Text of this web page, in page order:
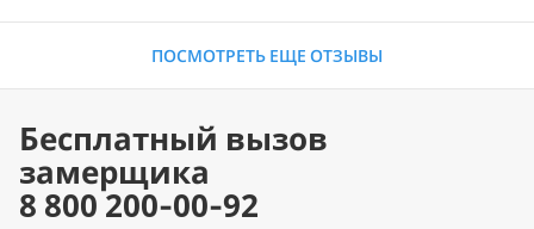
ПОСМОТРЕТЬ ЕЩЕ ОТЗЫВЫ
Бесплатный вызов
замерщика
8 800 200-00-92